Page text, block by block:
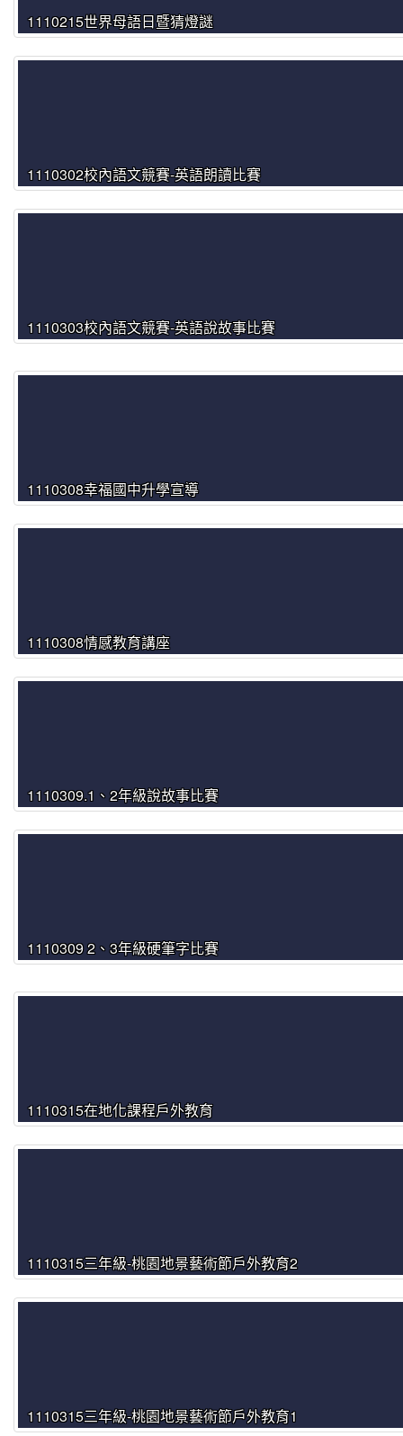
1110215世界母語日暨猜燈謎
1110302校內語文競賽-英語朗讀比賽
1110303校內語文競賽-英語說故事比賽
1110308幸福國中升學宣導
1110308情感教育講座
1110309.1、2年級說故事比賽
1110309 2、3年級硬筆字比賽
1110315在地化課程戶外教育
1110315三年級-桃園地景藝術節戶外教育2
1110315三年級-桃園地景藝術節戶外教育1